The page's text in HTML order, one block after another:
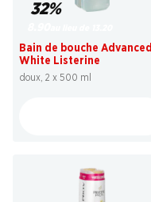
32%
Bain de bouche Advanced
White Listerine
doux, 2 x 500 ml